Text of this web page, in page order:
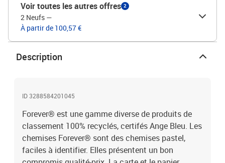
Voir toutes les autres offres 2
2 Neufs —
À partir de 100,57 €
Description
ID 3288584201045
Forever® est une gamme diverse de produits de
classement 100% recyclés, certifés Ange Bleu. Les
chemises Forever® sont des chemises pastel,
faciles à identifier. Elles présentent un bon